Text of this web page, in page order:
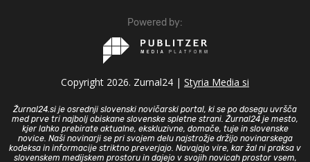
Powered by:
Copyright 2026. Zurnal24 | Styria Media si
Žurnal24.si je osrednji slovenski novičarski portal, ki se po dosegu uvršča
med prve tri najbolj obiskane slovenske spletne strani. Žurnal24 je mesto,
kjer lahko prebirate aktualne, ekskluzivne, domače, tuje in slovenske
novice. Naši novinarji se pri svojem delu najstrožje držijo novinarskega
kodeksa in informacije striktno preverjajo. Navajajo vire, kar žal ni praksa v
slovenskem medijskem prostoru in dajejo v svojih novicah prostor vsem,